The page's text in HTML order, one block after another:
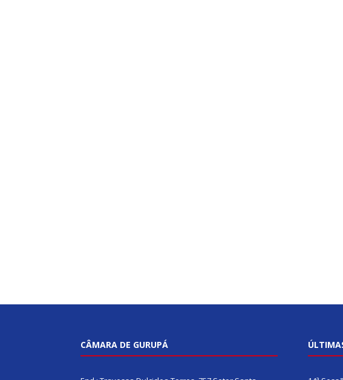
CÂMARA DE GURUPÁ